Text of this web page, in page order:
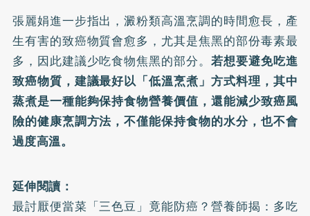
張麗娟進一步指出，澱粉類高溫烹調的時間愈長，產
生有害的致癌物質會愈多，尤其是焦黑的部份毒素最
多，因此建議少吃食物焦黑的部分。 若想要避免吃進
致癌物質，建議最好以「低溫烹煮」方式料理，其中
蒸煮是一種能夠保持食物營養價值，還能減少致癌風
險的健康烹調方法，不僅能保持食物的水分，也不會
過度高溫。
延伸閱讀：
最討厭便當菜「三色豆」竟能防癌？營養師揭：多吃